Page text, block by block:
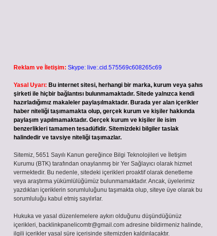
Reklam ve İletişim: Skype: live:.cid.575569c608265c69
Yasal Uyarı: Bu internet sitesi, herhangi bir marka, kurum veya şahıs
şirketi ile hiçbir bağlantısı bulunmamaktadır. Sitede yalnızca kendi
hazırladığımız makaleler paylaşılmaktadır. Burada yer alan içerikler
haber niteliği taşımamakta olup, gerçek kurum ve kişiler hakkında
paylaşım yapılmamaktadır. Gerçek kurum ve kişiler ile isim
benzerlikleri tamamen tesadüfidir. Sitemizdeki bilgiler taslak
halindedir ve tavsiye niteliği taşımazlar.
Sitemiz, 5651 Sayılı Kanun gereğince Bilgi Teknolojileri ve İletişim
Kurumu (BTK) tarafından onaylanmış bir Yer Sağlayıcı olarak hizmet
vermektedir. Bu nedenle, sitedeki içerikleri proaktif olarak denetleme
veya araştırma yükümlülüğümüz bulunmamaktadır. Ancak, üyelerimiz
yazdıkları içeriklerin sorumluluğunu taşımakta olup, siteye üye olarak bu
sorumluluğu kabul etmiş sayılırlar.
Hukuka ve yasal düzenlemelere aykırı olduğunu düşündüğünüz
içerikleri, backlinkpanelicomtr@gmail.com adresine bildirmeniz halinde,
ilgili içerikler yasal süre içerisinde sitemizden kaldırılacaktır.